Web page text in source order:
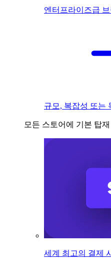
엔터프라이즈급
규모, 복잡성 또는
모든 스토어에 기본 탑재
세계 최고의 결제